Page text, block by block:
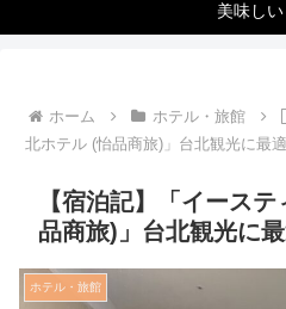
美味し
ホーム ホテル・旅館
北ホテル (怡品商旅)」台北観光に最
【宿泊記】「イース
品商旅)」台北観光に
ホテル・旅館